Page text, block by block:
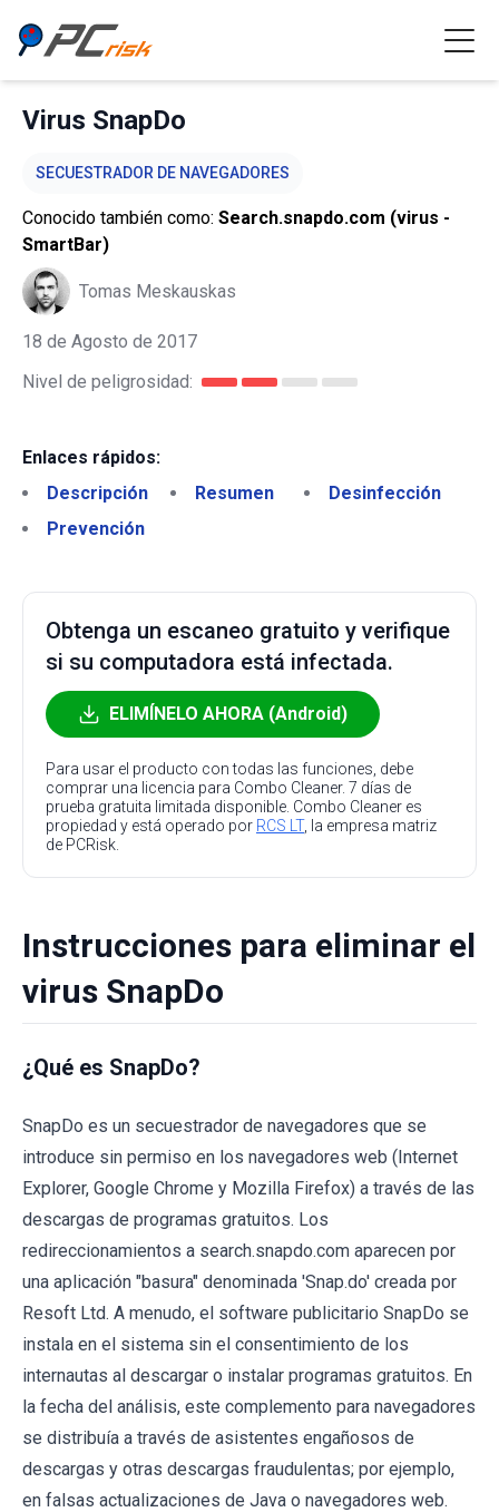
Virus SnapDo
SECUESTRADOR DE NAVEGADORES
Conocido también como: Search.snapdo.com (virus -
SmartBar)
Tomas Meskauskas
18 de Agosto de 2017
Nivel de peligrosidad:
Enlaces rápidos:
Descripción
Resumen
Desinfección
Prevención
Obtenga un escaneo gratuito y verifique
si su computadora está infectada.
ELIMÍNELO AHORA (Android)
Para usar el producto con todas las funciones, debe
comprar una licencia para Combo Cleaner. 7 días de
prueba gratuita limitada disponible. Combo Cleaner es
propiedad y está operado por RCS LT, la empresa matriz
de PCRisk.
Instrucciones para eliminar el
virus SnapDo
¿Qué es SnapDo?
SnapDo es un secuestrador de navegadores que se
introduce sin permiso en los navegadores web (Internet
Explorer, Google Chrome y Mozilla Firefox) a través de las
descargas de programas gratuitos. Los
redireccionamientos a search.snapdo.com aparecen por
una aplicación "basura" denominada 'Snap.do' creada por
Resoft Ltd. A menudo, el software publicitario SnapDo se
instala en el sistema sin el consentimiento de los
internautas al descargar o instalar programas gratuitos. En
la fecha del análisis, este complemento para navegadores
se distribuía a través de asistentes engañosos de
descargas y otras descargas fraudulentas; por ejemplo,
en falsas actualizaciones de Java o navegadores web.